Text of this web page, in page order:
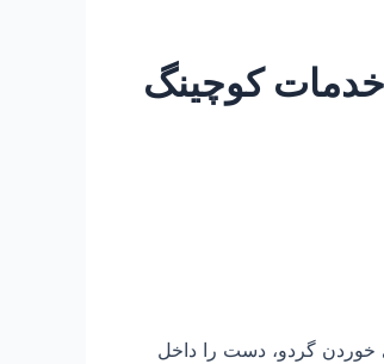
خدمات کوچینگ
ﺧﻮﺭﺩﻥ ﮔﺮﺩﻭ، ﺩﺳﺖ ﺭﺍ ﺩﺍﺧﻞ